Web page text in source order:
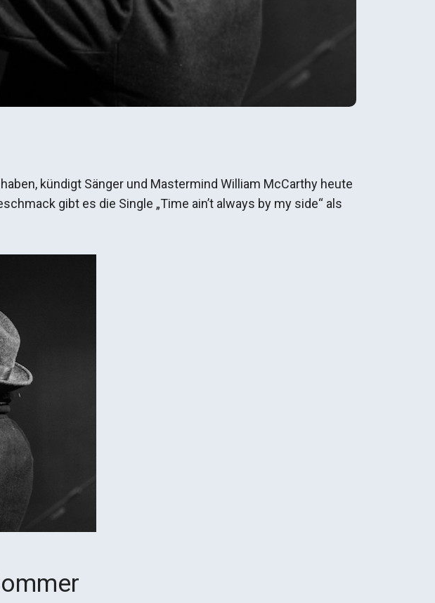
kündigt Sänger und Mastermind William McCarthy heute
gibt es die Single „Time ain’t always by my side“ als